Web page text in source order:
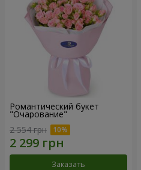
Романтический букет
"Очарование"
2 554 грн
Заказать